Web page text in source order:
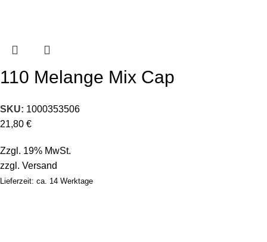
110 Melange Mix Cap
SKU: 1000353506
21,80 €
Zzgl. 19% MwSt.
zzgl. Versand
Lieferzeit: ca. 14 Werktage